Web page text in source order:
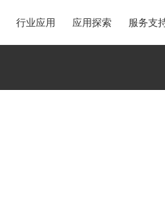
行业应用 应用探索 服务支